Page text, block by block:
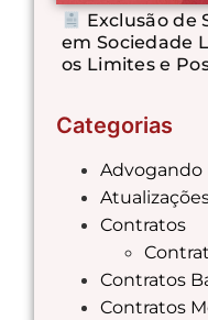
Exclusão de
em Sociedade
os Limites e
Categorias
Advogando
Contratos
Contratos
Contratos